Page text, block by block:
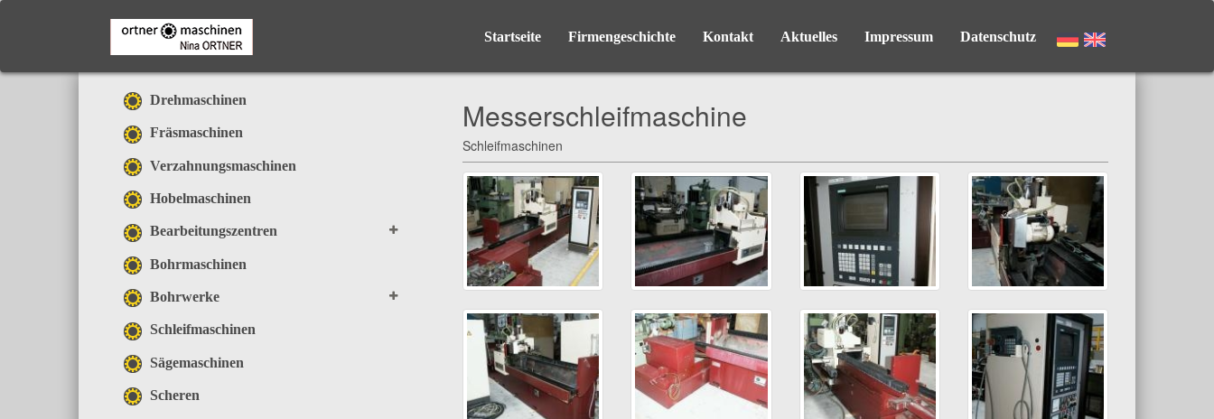
Skip
Startseite Firmengeschichte Kontakt Aktuelles Impressum Datenschutz
Drehmaschinen
Fräsmaschinen
Verzahnungsmaschinen
Hobelmaschinen
Bearbeitungszentren
Bohrmaschinen
Bohrwerke
Schleifmaschinen
Sägemaschinen
Scheren
Messerschleifmaschine
Schleifmaschinen